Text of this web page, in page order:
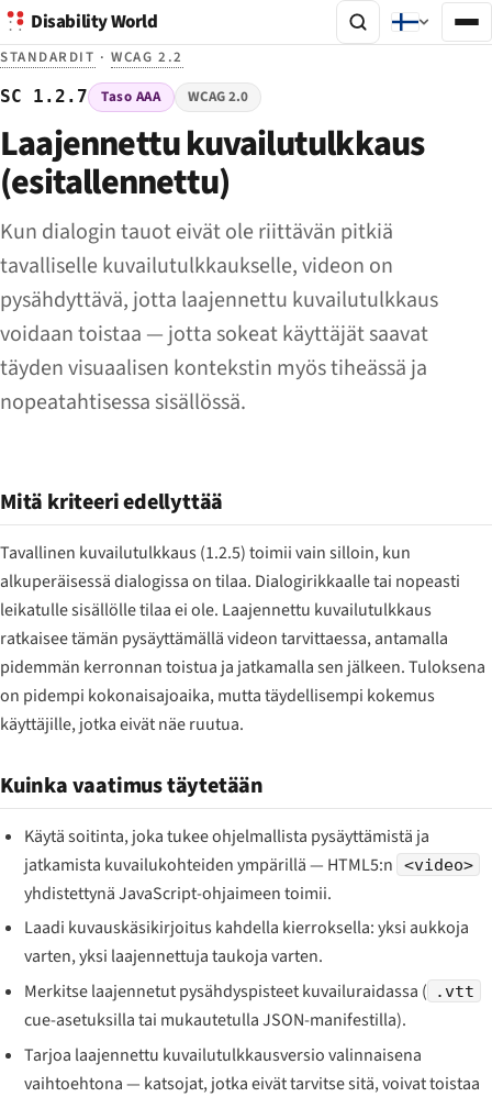
Disability World
STANDARDIT ·WCAG 2.2
SC 1.2.7 Taso AAA WCAG 2.0
Laajennettu kuvailutulkkaus
(esitallennettu)
Kun dialogin tauot eivät ole riittävän pitkiä
tavalliselle kuvailutulkkaukselle, videon on
pysähdyttävä, jotta laajennettu kuvailutulkkaus
voidaan toistaa — jotta sokeat käyttäjät saavat
täyden visuaalisen kontekstin myös tiheässä ja
nopeatahtisessa sisällössä.
Mitä kriteeri edellyttää
Tavallinen kuvailutulkkaus (1.2.5) toimii vain silloin, kun
alkuperäisessä dialogissa on tilaa. Dialogirikkaalle tai nopeasti
leikatulle sisällölle tilaa ei ole. Laajennettu kuvailutulkkaus
ratkaisee tämän pysäyttämällä videon tarvittaessa, antamalla
pidemmän kerronnan toistua ja jatkamalla sen jälkeen. Tuloksena
on pidempi kokonaisajoaika, mutta täydellisempi kokemus
käyttäjille, jotka eivät näe ruutua.
Kuinka vaatimus täytetään
Käytä soitinta, joka tukee ohjelmallista pysäyttämistä ja
jatkamista kuvailukohteiden ympärillä — HTML5:n
<video>
yhdistettynä JavaScript-ohjaimeen toimii.
Laadi kuvauskäsikirjoitus kahdella kierroksella: yksi aukkoja
varten, yksi laajennettuja taukoja varten.
Merkitse laajennetut pysähdyspisteet kuvailuraidassa (
.vtt
cue-asetuksilla tai mukautetulla JSON-manifestilla).
Tarjoa laajennettu kuvailutulkkausversio valinnaisena
vaihtoehtona — katsojat, jotka eivät tarvitse sitä, voivat toistaa